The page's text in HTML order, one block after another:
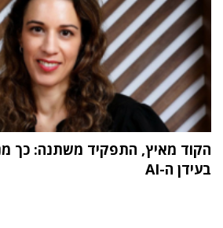
הקוד מאיץ, התפקיד משתנה: כך
בעידן ה-AI